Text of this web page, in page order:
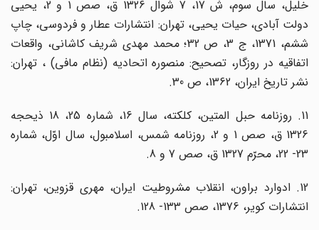
خلیل، سال سوم، ش 17، 7 شوال 1326 ق، صص 1 و 2، یحیی
دولت آبادی، حیات یحیی، تهران: انتشارات عطار و فردوسی، چاپ
ششم، 1371، ج 3، ص 32؛ محمد مهدی شریف کاشانی، واقعات
اتفاقیه در روزگار، تصحیح: منصوره اتحادیه (نظام مافی) ، تهران:
نشر تاریخ ایران، 1362، ص 30.
11. روزنامه حبل المتین، کلکته، سال 16، شماره 25، 18 ذیحجه
1326 ق، صص 1 و 2، روزنامه شمس، اسلامبول، سال اوّل، شماره
23- 22، محرّم 1327 ق، صص 7 و 8.
12. ادوارد براون، انقلاب مشروطیت ایران، مهری قزوین، تهران:
انتشارات کویر، 1376، صص 133- 128.